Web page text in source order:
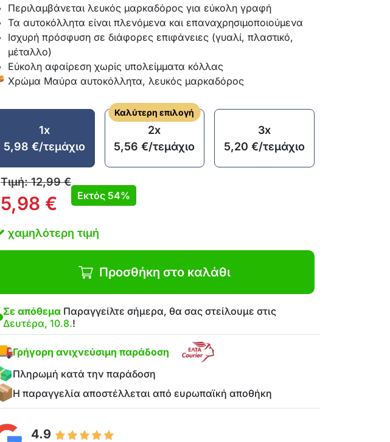
Περιλαμβάνεται λευκός μαρκαδόρος για εύκολη γραφή
Τα αυτοκόλλητα είναι πλενόμενα και επαναχρησιμοποιούμενα
Ισχυρή πρόσφυση σε διάφορες επιφάνειες (γυαλί, πλαστικό,
μέταλλο)
Εύκολη αφαίρεση χωρίς υπολείμματα κόλλας
Χρώμα Μαύρα αυτοκόλλητα, λευκός μαρκαδόρος
1x
5,98€/τεμάχιο
Καλύτερη επιλογή
2x
5,56€/τεμάχιο
3x
5,20€/τεμάχιο
Τιμή:12,99€
5,98 € Εκτός 54%
χαμηλότερη τιμή
Προσθήκη στο καλάθι
Σε απόθεμα Παραγγείλτε σήμερα, θα σας στείλουμε στις
Δευτέρα, 10.8.!
Γρήγορη ανιχνεύσιμη παράδοση
Πληρωμή κατά την παράδοση
Η παραγγελία αποστέλλεται από ευρωπαϊκή αποθήκη
4.9